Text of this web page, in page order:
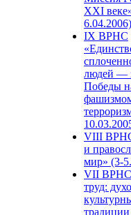
XXI
6.04.2006)
IX ВРНС
людей —
Победы
VIII
и
мир» (3-
VII ВРНС
труд: